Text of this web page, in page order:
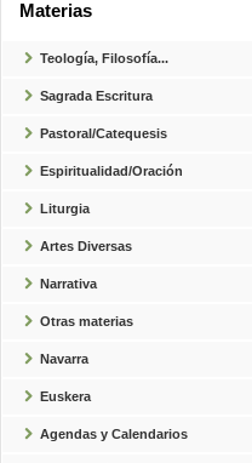
Materias
Teología, Filosofía...
Sagrada Escritura
Pastoral/Catequesis
Espiritualidad/Oración
Liturgia
Artes Diversas
Narrativa
Otras materias
Navarra
Euskera
Agendas y Calendarios